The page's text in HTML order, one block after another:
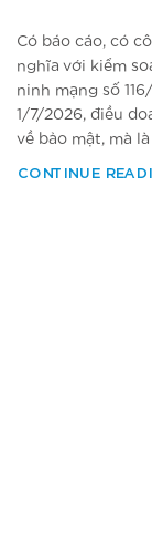
Có báo cáo, có
nghĩa với kiểm
ninh mạng số
1/7/2026, điều
về bảo mật, mà
CONTINUE